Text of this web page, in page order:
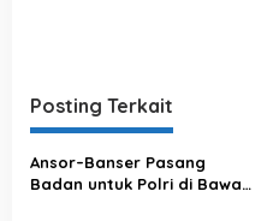
a
s
i
Posting Terkait
Ansor–Banser Pasang
Badan untuk Polri di Bawah